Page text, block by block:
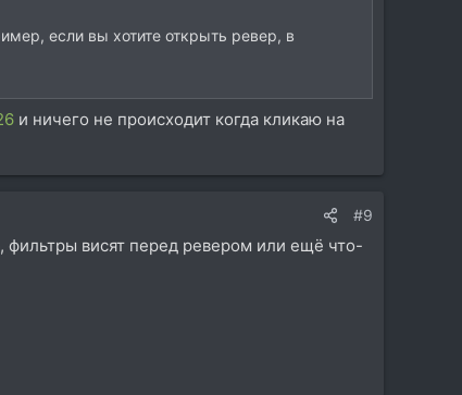
если вы хотите открыть ревер, в
и ничего не происходит когда кликаю на
#9
фильтры висят перед ревером или ещё что-